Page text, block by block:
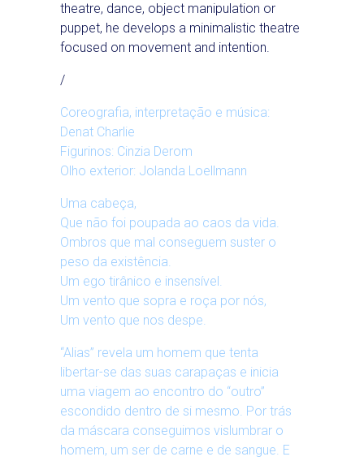
theatre, dance, object manipulation or
puppet, he develops a minimalistic theatre
focused on movement and intention.
/
Coreografia, interpretação e música:
Denat Charlie
Figurinos: Cinzia Derom
Olho exterior: Jolanda Loellmann
Uma cabeça,
Que não foi poupada ao caos da vida.
Ombros que mal conseguem suster o
peso da existência.
Um ego tirânico e insensível.
Um vento que sopra e roça por nós,
Um vento que nos despe.
“Alias” revela um homem que tenta
libertar-se das suas carapaças e inicia
uma viagem ao encontro do “outro”
escondido dentro de si mesmo. Por trás
da máscara conseguimos vislumbrar o
homem, um ser de carne e de sangue. E